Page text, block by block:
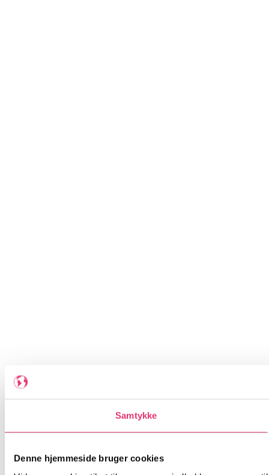
Samtykke
Denne hjemmeside bruger cookies